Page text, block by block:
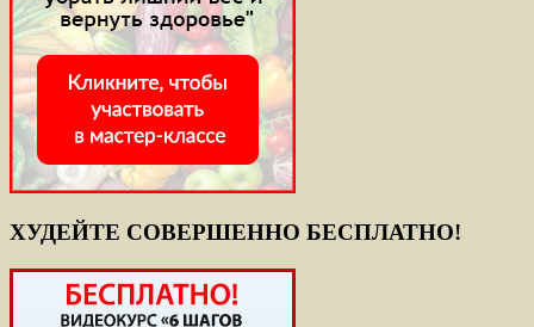
ХУДЕЙТЕ СОВЕРШЕННО БЕСПЛАТНО!